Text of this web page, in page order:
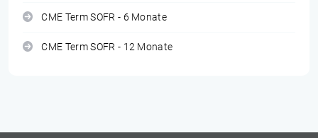
CME Term SOFR - 6 Monate
CME Term SOFR - 12 Monate